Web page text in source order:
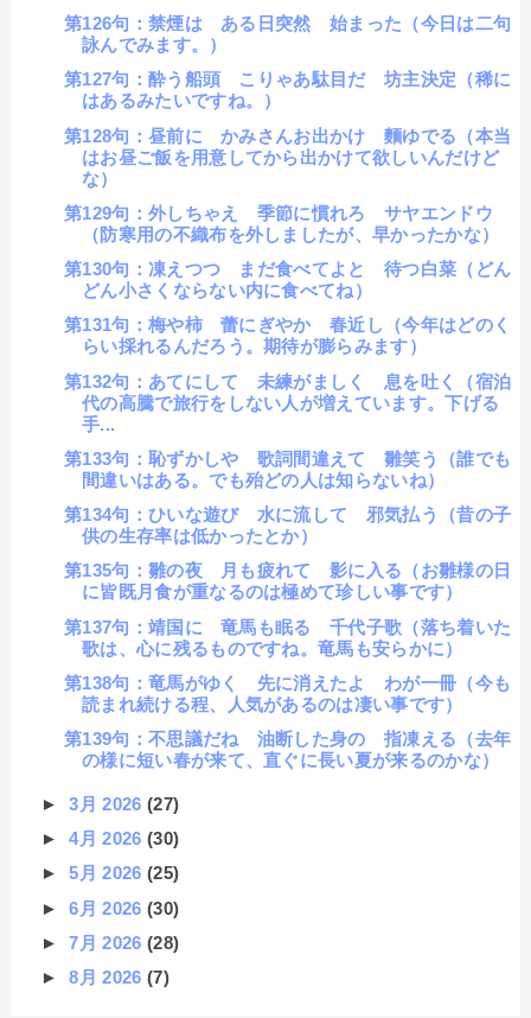
第126句：禁煙は ある日突然 始まった（今日は二句
詠んでみます。）
第127句：酔う船頭 こりゃあ駄目だ 坊主決定（稀に
はあるみたいですね。）
第128句：昼前に かみさんお出かけ 麵ゆでる（本当
はお昼ご飯を用意してから出かけて欲しいんだけど
な）
第129句：外しちゃえ 季節に慣れろ サヤエンドウ
（防寒用の不織布を外しましたが、早かったかな）
第130句：凍えつつ まだ食べてよと 待つ白菜（どん
どん小さくならない内に食べてね）
第131句：梅や柿 蕾にぎやか 春近し（今年はどのく
らい採れるんだろう。期待が膨らみます）
第132句：あてにして 未練がましく 息を吐く（宿泊
代の高騰で旅行をしない人が増えています。下げる
手...
第133句：恥ずかしや 歌詞間違えて 雛笑う（誰でも
間違いはある。でも殆どの人は知らないね）
第134句：ひいな遊び 水に流して 邪気払う（昔の子
供の生存率は低かったとか）
第135句：雛の夜 月も疲れて 影に入る（お雛様の日
に皆既月食が重なるのは極めて珍しい事です）
第137句：靖国に 竜馬も眠る 千代子歌（落ち着いた
歌は、心に残るものですね。竜馬も安らかに）
第138句：竜馬がゆく 先に消えたよ わが一冊（今も
読まれ続ける程、人気があるのは凄い事です）
第139句：不思議だね 油断した身の 指凍える（去年
の様に短い春が来て、直ぐに長い夏が来るのかな）
►3月 2026 (27)
►4月 2026 (30)
►5月 2026 (25)
►6月 2026 (30)
►7月 2026 (28)
►8月 2026 (7)